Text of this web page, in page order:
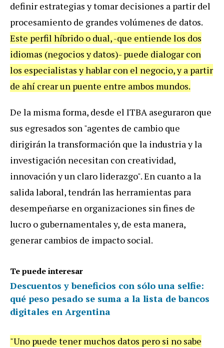
definir estrategias y tomar decisiones a partir del
procesamiento de grandes volúmenes de datos.
Este perfil híbrido o dual, -que entiende los dos
idiomas (negocios y datos)- puede dialogar con
los especialistas y hablar con el negocio, y a partir
de ahí crear un puente entre ambos mundos.
De la misma forma, desde el ITBA aseguraron que
sus egresados son "agentes de cambio que
dirigirán la transformación que la industria y la
investigación necesitan con creatividad,
innovación y un claro liderazgo". En cuanto a la
salida laboral, tendrán las herramientas para
desempeñarse en organizaciones sin fines de
lucro o gubernamentales y, de esta manera,
generar cambios de impacto social.
Te puede interesar
Descuentos y beneficios con sólo una selfie:
qué peso pesado se suma a la lista de bancos
digitales en Argentina
"Uno puede tener muchos datos pero si no sabe